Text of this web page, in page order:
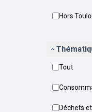
Hors
Tout
Déchets